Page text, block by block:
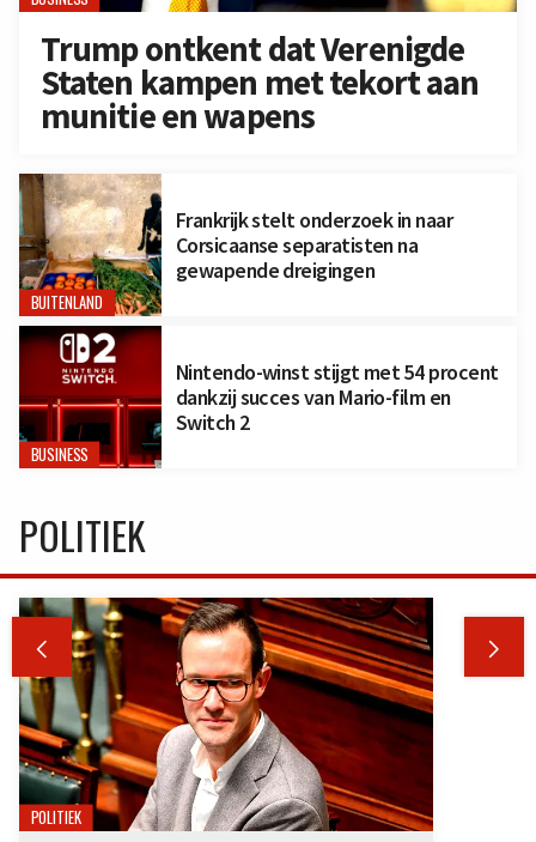
Trump ontkent dat Verenigde
Staten kampen met tekort aan
munitie en wapens
BUITENLAND
Frankrijk stelt onderzoek in naar
Corsicaanse separatisten na
gewapende dreigingen
BUSINESS
Nintendo-winst stijgt met 54 procent
dankzij succes van Mario-film en
Switch 2
POLITIEK
 
POLITIEK